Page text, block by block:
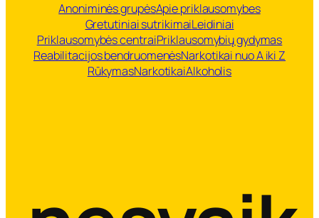
Anoniminės grupėsApie priklausomybes
Gretutiniai sutrikimaiLeidiniai
Priklausomybės centraiPriklausomybių gydymas
Reabilitacijos bendruomenėsNarkotikai nuo A iki Z
RūkymasNarkotikaiAlkoholis